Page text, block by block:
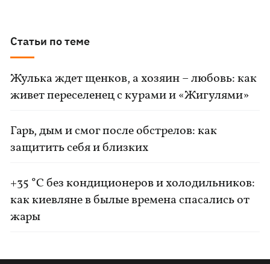
Статьи по теме
Жулька ждет щенков, а хозяин – любовь: как
живет переселенец с курами и «Жигулями»
Гарь, дым и смог после обстрелов: как
защитить себя и близких
+35 °C без кондиционеров и холодильников:
как киевляне в былые времена спасались от
жары